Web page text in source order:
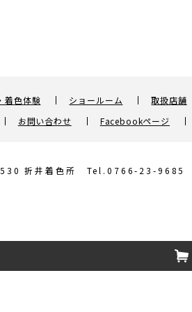
着色体験 ショールーム
取扱店舗
お問い合わせ Facebookページ
折井着色所 Tel. 0766-23-9685